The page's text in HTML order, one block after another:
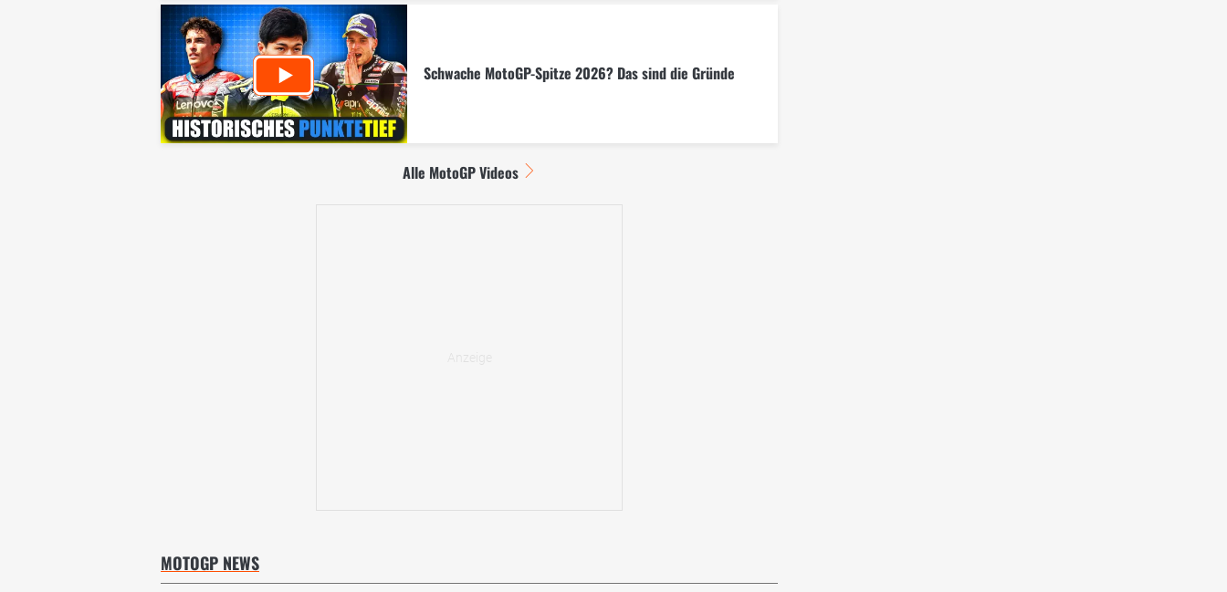
Schwache MotoGP-Spitze 2026? Das sind die Gründe
Alle MotoGP Videos
MOTOGP NEWS